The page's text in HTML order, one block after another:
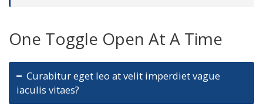
One Toggle Open At A Time
Curabitur eget leo at velit imperdiet vague
iaculis vitaes?